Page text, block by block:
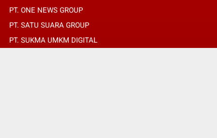
PT. ONE NEWS GROUP
PT. SATU SUARA GROUP
PT. SUKMA UMKM DIGITAL